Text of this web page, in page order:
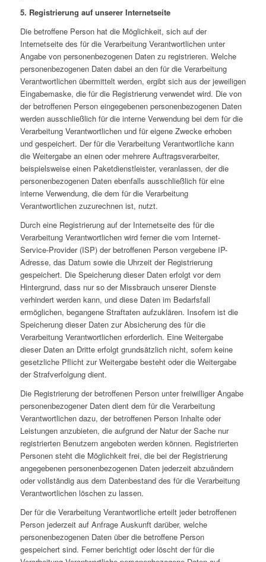
5. Registrierung auf unserer Internetseite
Die betroffene Person hat die Möglichkeit, sich auf der
Internetseite des für die Verarbeitung Verantwortlichen unter
Angabe von personenbezogenen Daten zu registrieren. Welche
personenbezogenen Daten dabei an den für die Verarbeitung
Verantwortlichen übermittelt werden, ergibt sich aus der jeweiligen
Eingabemaske, die für die Registrierung verwendet wird. Die von
der betroffenen Person eingegebenen personenbezogenen Daten
werden ausschließlich für die interne Verwendung bei dem für die
Verarbeitung Verantwortlichen und für eigene Zwecke erhoben
und gespeichert. Der für die Verarbeitung Verantwortliche kann
die Weitergabe an einen oder mehrere Auftragsverarbeiter,
beispielsweise einen Paketdienstleister, veranlassen, der die
personenbezogenen Daten ebenfalls ausschließlich für eine
interne Verwendung, die dem für die Verarbeitung
Verantwortlichen zuzurechnen ist, nutzt.
Durch eine Registrierung auf der Internetseite des für die
Verarbeitung Verantwortlichen wird ferner die vom Internet-
Service-Provider (ISP) der betroffenen Person vergebene IP-
Adresse, das Datum sowie die Uhrzeit der Registrierung
gespeichert. Die Speicherung dieser Daten erfolgt vor dem
Hintergrund, dass nur so der Missbrauch unserer Dienste
verhindert werden kann, und diese Daten im Bedarfsfall
ermöglichen, begangene Straftaten aufzuklären. Insofern ist die
Speicherung dieser Daten zur Absicherung des für die
Verarbeitung Verantwortlichen erforderlich. Eine Weitergabe
dieser Daten an Dritte erfolgt grundsätzlich nicht, sofern keine
gesetzliche Pflicht zur Weitergabe besteht oder die Weitergabe
der Strafverfolgung dient.
Die Registrierung der betroffenen Person unter freiwilliger Angabe
personenbezogener Daten dient dem für die Verarbeitung
Verantwortlichen dazu, der betroffenen Person Inhalte oder
Leistungen anzubieten, die aufgrund der Natur der Sache nur
registrierten Benutzern angeboten werden können. Registrierten
Personen steht die Möglichkeit frei, die bei der Registrierung
angegebenen personenbezogenen Daten jederzeit abzuändern
oder vollständig aus dem Datenbestand des für die Verarbeitung
Verantwortlichen löschen zu lassen.
Der für die Verarbeitung Verantwortliche erteilt jeder betroffenen
Person jederzeit auf Anfrage Auskunft darüber, welche
personenbezogenen Daten über die betroffene Person
gespeichert sind. Ferner berichtigt oder löscht der für die